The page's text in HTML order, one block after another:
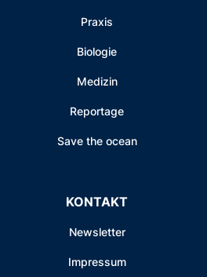
Praxis
Biologie
Medizin
Reportage
Save the ocean
KONTAKT
Newsletter
Impressum